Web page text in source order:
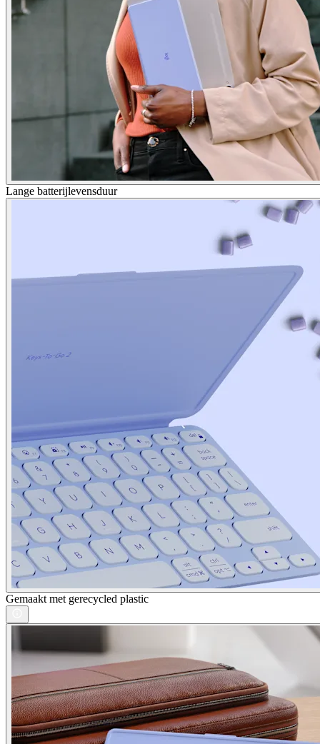
Lange batterijlevensduur
Gemaakt met gerecycled plastic